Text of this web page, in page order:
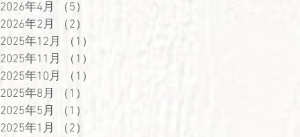
2026年4月
（5）
2026年2月
（2）
2025年12月
（1）
2025年11月
（1）
2025年10月
（1）
2025年8月
（1）
2025年5月
（1）
2025年1月
（2）